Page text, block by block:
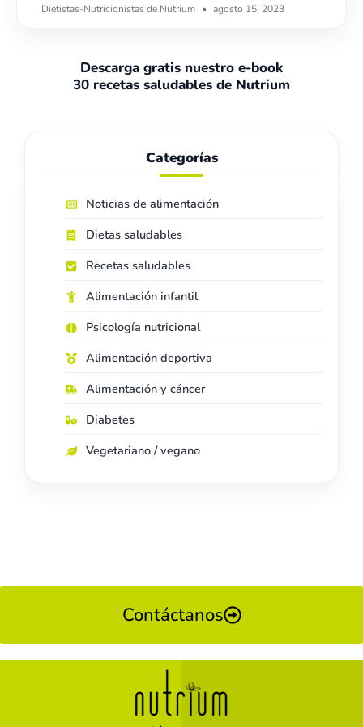
Dietistas-Nutricionistas de Nutrium agosto 15, 2023
Descarga gratis nuestro e-book
30 recetas saludables de Nutrium
Categorías
Noticias de alimentación
Dietas saludables
Recetas saludables
Alimentación infantil
Psicología nutricional
Alimentación deportiva
Alimentación y cáncer
Diabetes
Vegetariano / vegano
Contáctanos